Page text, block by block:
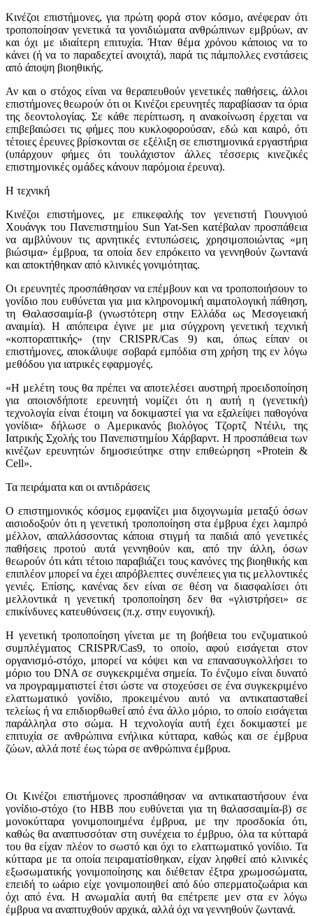
Κινέζοι επιστήμονες, για πρώτη φορά στον κόσμο, ανέφεραν ότι
τροποποίησαν γενετικά τα γονιδιώματα ανθρώπινων εμβρύων, αν
και όχι με ιδιαίτερη επιτυχία. Ήταν θέμα χρόνου κάποιος να το
κάνει (ή να το παραδεχτεί ανοιχτά), παρά τις πάμπολλες ενστάσεις
από άποψη βιοηθικής.
Αν και ο στόχος είναι να θεραπευθούν γενετικές παθήσεις, άλλοι
επιστήμονες θεωρούν ότι οι Κινέζοι ερευνητές παραβίασαν τα όρια
της δεοντολογίας. Σε κάθε περίπτωση, η ανακοίνωση έρχεται να
επιβεβαιώσει τις φήμες που κυκλοφορούσαν, εδώ και καιρό, ότι
τέτοιες έρευνες βρίσκονται σε εξέλιξη σε επιστημονικά εργαστήρια
(υπάρχουν φήμες ότι τουλάχιστον άλλες τέσσερις κινεζικές
επιστημονικές ομάδες κάνουν παρόμοια έρευνα).
Η τεχνική
Κινέζοι επιστήμονες, με επικεφαλής τον γενετιστή Γιουνγιού
Χουάνγκ του Πανεπιστημίου Sun Yat-Sen κατέβαλαν προσπάθεια
να αμβλύνουν τις αρνητικές εντυπώσεις, χρησιμοποιώντας «μη
βιώσιμα» έμβρυα, τα οποία δεν επρόκειτο να γεννηθούν ζωντανά
και αποκτήθηκαν από κλινικές γονιμότητας.
Οι ερευνητές προσπάθησαν να επέμβουν και να τροποποιήσουν το
γονίδιο που ευθύνεται για μια κληρονομική αιματολογική πάθηση,
τη Θαλασσαιμία-β (γνωστότερη στην Ελλάδα ως Μεσογειακή
αναιμία). Η απόπειρα έγινε με μια σύγχρονη γενετική τεχνική
«κοπτοραπτικής» (την CRISPR/Cas 9) και, όπως είπαν οι
επιστήμονες, αποκάλυψε σοβαρά εμπόδια στη χρήση της εν λόγω
μεθόδου για ιατρικές εφαρμογές.
«Η μελέτη τους θα πρέπει να αποτελέσει αυστηρή προειδοποίηση
για οποιονδήποτε ερευνητή νομίζει ότι η αυτή η (γενετική)
τεχνολογία είναι έτοιμη να δοκιμαστεί για να εξαλείψει παθογόνα
γονίδια» δήλωσε ο Αμερικανός βιολόγος Τζορτζ Ντέιλι, της
Ιατρικής Σχολής του Πανεπιστημίου Χάρβαρντ. Η προσπάθεια των
κινέζων ερευνητών δημοσιεύτηκε στην επιθεώρηση «Protein &
Cell».
Τα πειράματα και οι αντιδράσεις
Ο επιστημονικός κόσμος εμφανίζει μια διχογνωμία μεταξύ όσων
αισιοδοξούν ότι η γενετική τροποποίηση στα έμβρυα έχει λαμπρό
μέλλον, απαλλάσσοντας κάποια στιγμή τα παιδιά από γενετικές
παθήσεις προτού αυτά γεννηθούν και, από την άλλη, όσων
θεωρούν ότι κάτι τέτοιο παραβιάζει τους κανόνες της βιοηθικής και
επιπλέον μπορεί να έχει απρόβλεπτες συνέπειες για τις μελλοντικές
γενιές. Επίσης, κανένας δεν είναι σε θέση να διασφαλίσει ότι
μελλοντικά η γενετική τροποποίηση δεν θα «γλιστρήσει» σε
επικίνδυνες κατευθύνσεις (π.χ. στην ευγονική).
Η γενετική τροποποίηση γίνεται με τη βοήθεια του ενζυματικού
συμπλέγματος CRISPR/Cas9, το οποίο, αφού εισάγεται στον
οργανισμό-στόχο, μπορεί να κόψει και να επανασυγκολλήσει το
μόριο του DNA σε συγκεκριμένα σημεία. Το ένζυμο είναι δυνατό
να προγραμματιστεί έτσι ώστε να στοχεύσει σε ένα συγκεκριμένο
ελαττωματικό γονίδιο, προκειμένου αυτό να αντικατασταθεί
τελείως ή να επιδιορθωθεί από ένα άλλο μόριο, το οποίο εισάγεται
παράλληλα στο σώμα. Η τεχνολογία αυτή έχει δοκιμαστεί με
επιτυχία σε ανθρώπινα ενήλικα κύτταρα, καθώς και σε έμβρυα
ζώων, αλλά ποτέ έως τώρα σε ανθρώπινα έμβρυα.
Οι Κινέζοι επιστήμονες προσπάθησαν να αντικαταστήσουν ένα
γονίδιο-στόχο (το ΗΒΒ που ευθύνεται για τη θαλασσαιμία-β) σε
μονοκύτταρα γονιμοποιημένα έμβρυα, με την προσδοκία ότι,
καθώς θα αναπτυσσόταν στη συνέχεια το έμβρυο, όλα τα κύτταρά
του θα είχαν πλέον το σωστό και όχι το ελαττωματικό γονίδιο. Τα
κύτταρα με τα οποία πειραματίσθηκαν, είχαν ληφθεί από κλινικές
εξωσωματικής γονιμοποίησης και διέθεταν έξτρα χρωμοσώματα,
επειδή το ωάριο είχε γονιμοποιηθεί από δύο σπερματοζωάρια και
όχι από ένα. Η ανωμαλία αυτή θα επέτρεπε μεν στα εν λόγω
έμβρυα να αναπτυχθούν αρχικά, αλλά όχι να γεννηθούν ζωντανά.